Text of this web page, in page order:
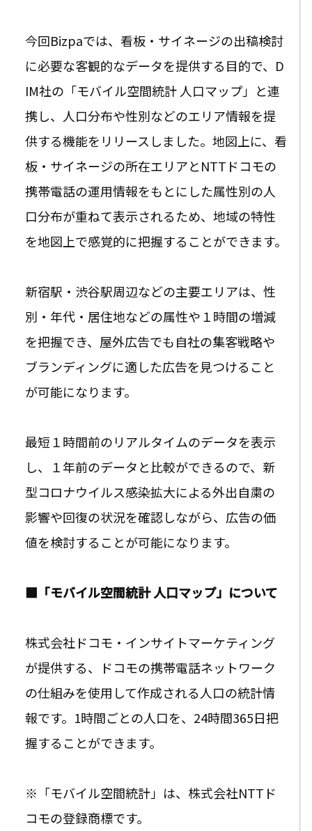
今回Bizpaでは、看板・サイネージの出稿検討
に必要な客観的なデータを提供する目的で、D
IM社の「モバイル空間統計 人口マップ」と連
携し、人口分布や性別などのエリア情報を提
供する機能をリリースしました。地図上に、看
板・サイネージの所在エリアとNTT ドコモの
携帯電話の運用情報をもとにした属性別の人
口分布が重ねて表示されるため、地域の特性
を地図上で感覚的に把握することができます。
新宿駅・渋谷駅周辺などの主要エリアは、性
別・年代・居住地などの属性や１時間の増減
を把握でき、屋外広告でも自社の集客戦略や
ブランディングに適した広告を見つけること
が可能になります。
最短１時間前のリアルタイムのデータを表示
し、１年前のデータと比較ができるので、新
型コロナウイルス感染拡大による外出自粛の
影響や回復の状況を確認しながら、広告の価
値を検討することが可能になります。
■「モバイル空間統計 人口マップ」について
株式会社ドコモ・インサイトマーケティング
が提供する、ドコモの携帯電話ネットワーク
の仕組みを使用して作成される人口の統計情
報です。1時間ごとの人口を、24時間365日把
握することができます。
※「モバイル空間統計」は、株式会社NTTド
コモの登録商標です。